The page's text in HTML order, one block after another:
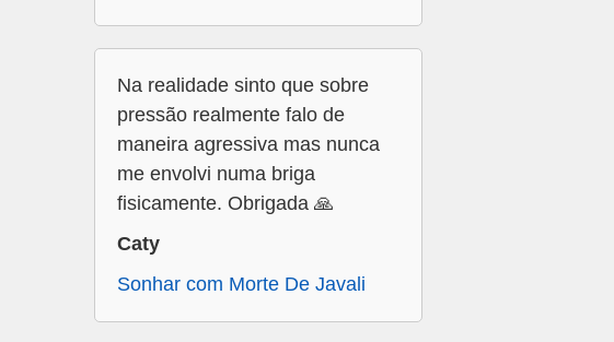
Na realidade sinto que sobre
pressão realmente falo de
maneira agressiva mas nunca
me envolvi numa briga
fisicamente. Obrigada 🙏
Caty
Sonhar com Morte De Javali